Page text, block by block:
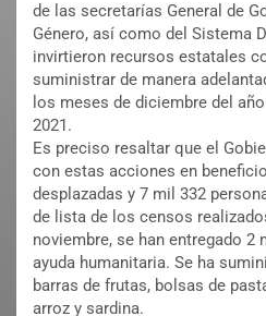
de las secretarías General de
Género, así como del Sistema
invirtieron recursos estatales
suministrar de manera
los meses de diciembre del
2021.
Es preciso resaltar que el
con estas acciones en
desplazadas y 7 mil 332
de lista de los censos
noviembre, se han entregado 2
ayuda humanitaria. Se ha
barras de frutas, bolsas de
arroz y sardina.